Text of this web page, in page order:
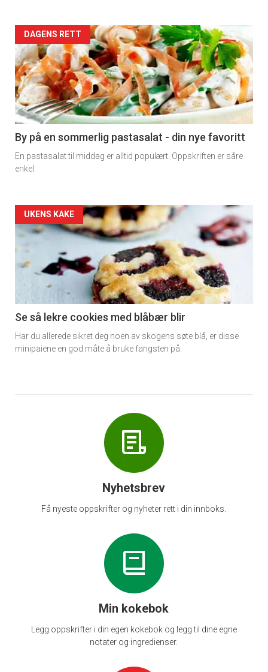
Forsiden
akkurat
nå
-
5
DAGENS RETT
By på en sommerlig pastasalat - din nye favoritt
En pastasalat til middag er alltid populært. Oppskriften er såre
enkel.
Forsiden
akkurat
nå
6
UKENS KAKE
Se så lekre cookies med blåbær blir
Har du allerede sikret deg noen av skogens søte blå, er disse
minipaiene en god måte å bruke fangsten på.
Nyhetsbrev
Få nyeste oppskrifter og nyheter rett i din innboks.
Min kokebok
Legg oppskrifter i din egen kokebok og legg til dine egne
notater og ingredienser.